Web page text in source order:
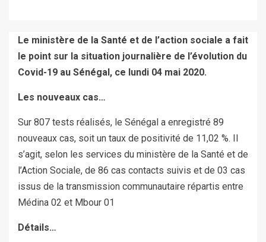
Le ministère de la Santé et de l’action sociale a fait
le point sur la situation journalière de l’évolution du
Covid-19 au Sénégal, ce lundi 04 mai 2020.
Les nouveaux cas…
Sur 807 tests réalisés, le Sénégal a enregistré 89
nouveaux cas, soit un taux de positivité de 11,02 %. Il
s’agit, selon les services du ministère de la Santé et de
l’Action Sociale, de 86 cas contacts suivis et de 03 cas
issus de la transmission communautaire répartis entre
Médina 02 et Mbour 01
Détails…